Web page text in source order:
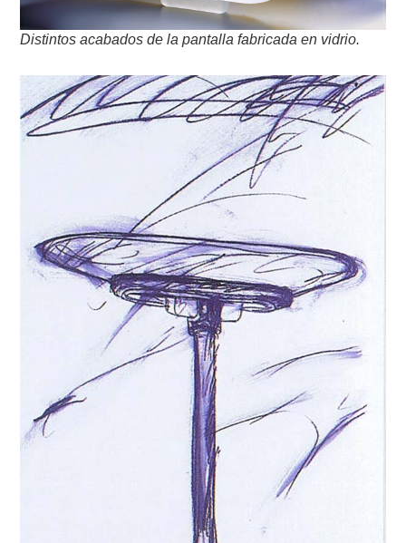
Distintos acabados de la pantalla fabricada en vidrio.